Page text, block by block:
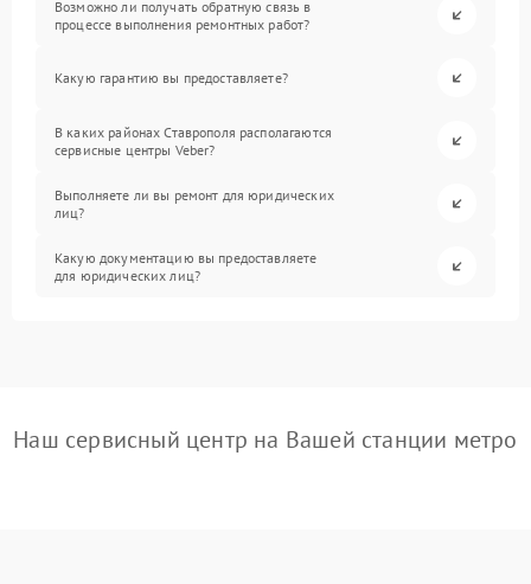
Возможно ли получать обратную связь в
процессе выполнения ремонтных работ?
Какую гарантию вы предоставляете?
В каких районах Ставрополя располагаются
сервисные центры Veber?
Выполняете ли вы ремонт для юридических
лиц?
Какую документацию вы предоставляете
для юридических лиц?
Наш сервисный центр на Вашей станции метро